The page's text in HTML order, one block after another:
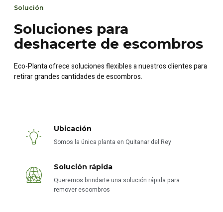
Solución
Soluciones para
deshacerte de escombros
Eco-Planta ofrece soluciones flexibles a nuestros clientes para
retirar grandes cantidades de escombros.
Ubicación
Somos la única planta en Quitanar del Rey
Solución rápida
Queremos brindarte una solución rápida para
remover escombros